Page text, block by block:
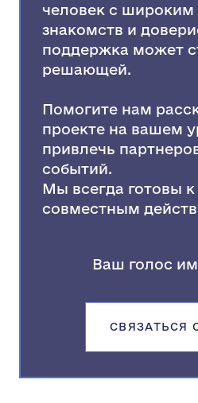
человек с широким
знакомств и
поддержка может
решающей.
Помогите нам
проекте на вашем
привлечь
событий.
Мы всегда готовы к
совместным
Ваш голос
СВЯЗАТЬСЯ